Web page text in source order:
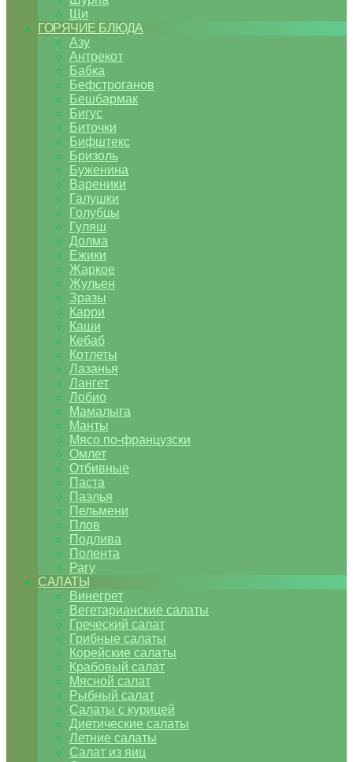
Щи
ГОРЯЧИЕ БЛЮДА
Азу
Антрекот
Бабка
Бефстроганов
Бешбармак
Бигус
Биточки
Бифштекс
Бризоль
Буженина
Вареники
Галушки
Голубцы
Гуляш
Долма
Ежики
Жаркое
Жульен
Зразы
Карри
Каши
Кебаб
Котлеты
Лазанья
Лангет
Лобио
Мамалыга
Манты
Мясо по-французски
Омлет
Отбивные
Паста
Паэлья
Пельмени
Плов
Подлива
Полента
Рагу
САЛАТЫ
Винегрет
Вегетарианские салаты
Греческий салат
Грибные салаты
Корейские салаты
Крабовый салат
Мясной салат
Рыбный салат
Салаты с курицей
Диетические салаты
Летние салаты
Салат из яиц